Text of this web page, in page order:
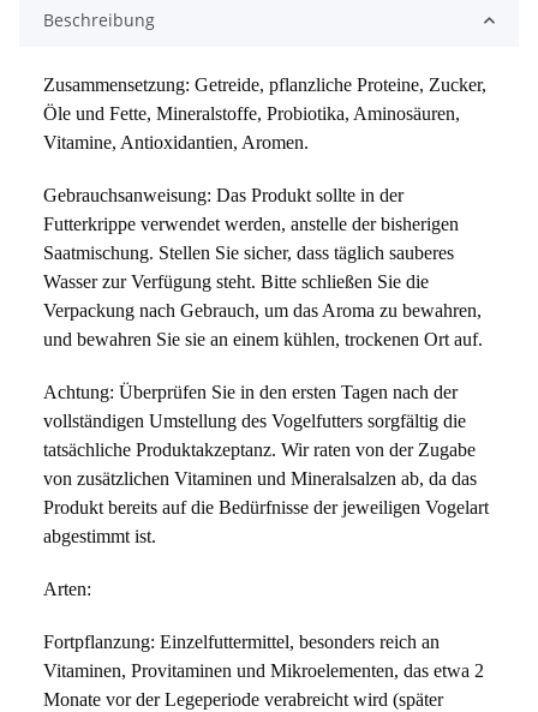
Beschreibung
Zusammensetzung: Getreide, pflanzliche Proteine, Zucker,
Öle und Fette, Mineralstoffe, Probiotika, Aminosäuren,
Vitamine, Antioxidantien, Aromen.
Gebrauchsanweisung: Das Produkt sollte in der
Futterkrippe verwendet werden, anstelle der bisherigen
Saatmischung. Stellen Sie sicher, dass täglich sauberes
Wasser zur Verfügung steht. Bitte schließen Sie die
Verpackung nach Gebrauch, um das Aroma zu bewahren,
und bewahren Sie sie an einem kühlen, trockenen Ort auf.
Achtung: Überprüfen Sie in den ersten Tagen nach der
vollständigen Umstellung des Vogelfutters sorgfältig die
tatsächliche Produktakzeptanz. Wir raten von der Zugabe
von zusätzlichen Vitaminen und Mineralsalzen ab, da das
Produkt bereits auf die Bedürfnisse der jeweiligen Vogelart
abgestimmt ist.
Arten:
Fortpflanzung: Einzelfuttermittel, besonders reich an
Vitaminen, Provitaminen und Mikroelementen, das etwa 2
Monate vor der Legeperiode verabreicht wird (später